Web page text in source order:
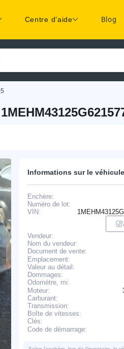
Centre d’aide Blog
Informations sur le véhicule
Enchère:
Numéro de lot:
VIN:
Vendeur:
Nom du vendeur:
Document de vente:
Emplacement:
Valeur au détail:
Dommages:
Odomètre, mi:
Moteur:
Carburant:
Transmission:
Boîte de vitesses:
Clés:
Code de démarrage: